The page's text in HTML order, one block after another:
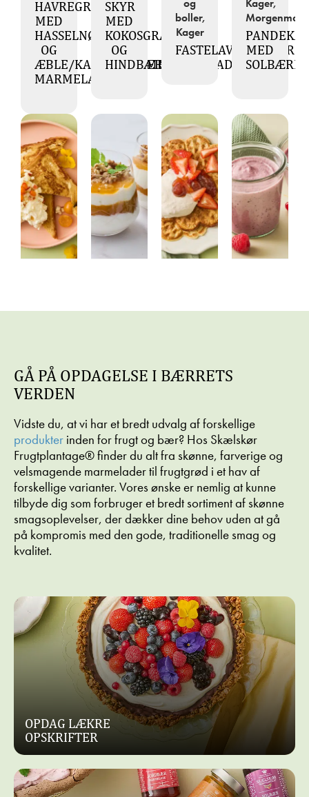
HAVREGRØD
MED
HASSELNØDDER
OG
ÆBLE/KARDEMOMME
MARMELADE
SKYR
MED
KOKOSGRANOLA
OG
HINDBÆRMARMELADE
og
boller,
Kager
FASTELAVNSBOLLER
Kager,
Morgenmad
MED
ÆBLE/HAVTORN
CREME
VALNØDDER
Morgenmad
JULEGRØD
MED
HINDBÆRMARMELADE
KARAMEL
SKYR
MED
RISTEDE
HASSELNØDDER
OG
ABRIKOS
STIKKELSBÆR
MARMELADE
GÅ PÅ OPDAGELSE I BÆRRETS
VERDEN
Vidste du, at vi har et bredt udvalg af forskellige
produkter inden for frugt og bær? Hos Skælskør
Frugtplantage® finder du alt fra skønne, farverige og
velsmagende marmelader til frugtgrød i et hav af
forskellige varianter. Vores ønske er nemlig at kunne
tilbyde dig som forbruger et bredt sortiment af skønne
smagsoplevelser, der dækker dine behov uden at gå
på kompromis med den gode, traditionelle smag og
kvalitet.
OPDAG LÆKRE
OPSKRIFTER